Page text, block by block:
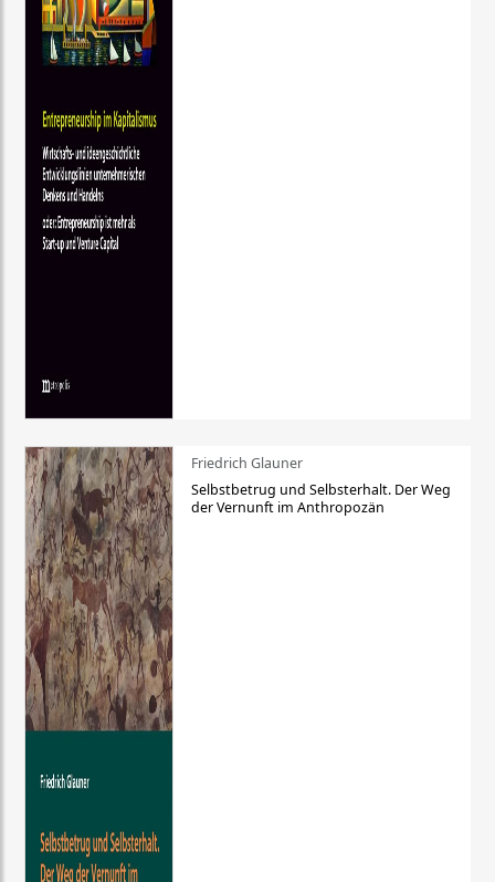
Friedrich Glauner
Selbstbetrug und Selbsterhalt. Der Weg
der Vernunft im Anthropozän